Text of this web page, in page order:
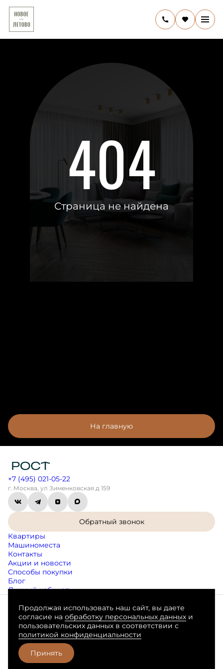
404
Страница не найдена
На главную
+7 (495) 021-05-22
г. Москва, ул Зименковская д 159
Обратный звонок
Квартиры
Машиноместа
Контакты
Акции и новости
Способы покупки
Блог
Личный кабинет
Согласие на обработку персональных данных
Пользовательское соглашение
Любая информация, представленная на данном сайте, носит
исключительно информационный характер, не является
публичной офертой, определяемой положениями статьи 437 ГК
РФ.
Разработано
Продолжая использовать наш сайт, вы даете
согласие на обработку персональных данныхи
пользовательских данных в соответствии с
политикой конфиденциальности
Принять